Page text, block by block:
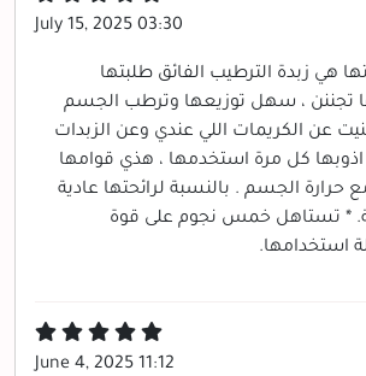
July 15, 2025 03:30
هي زبدة الترطيب الفائق طلبتها
تجننن ، سهل توزيعها وترطب الجسم
عن الكريمات اللي عندي وعن الزبدات
اذوبها كل مرة استخدمها ، هذي قوامها
حرارة الجسم . بالنسبة لرائحتها عادية
* تستاهل خمس نجوم على قوة
استخدامها.
June 4, 2025 11:12